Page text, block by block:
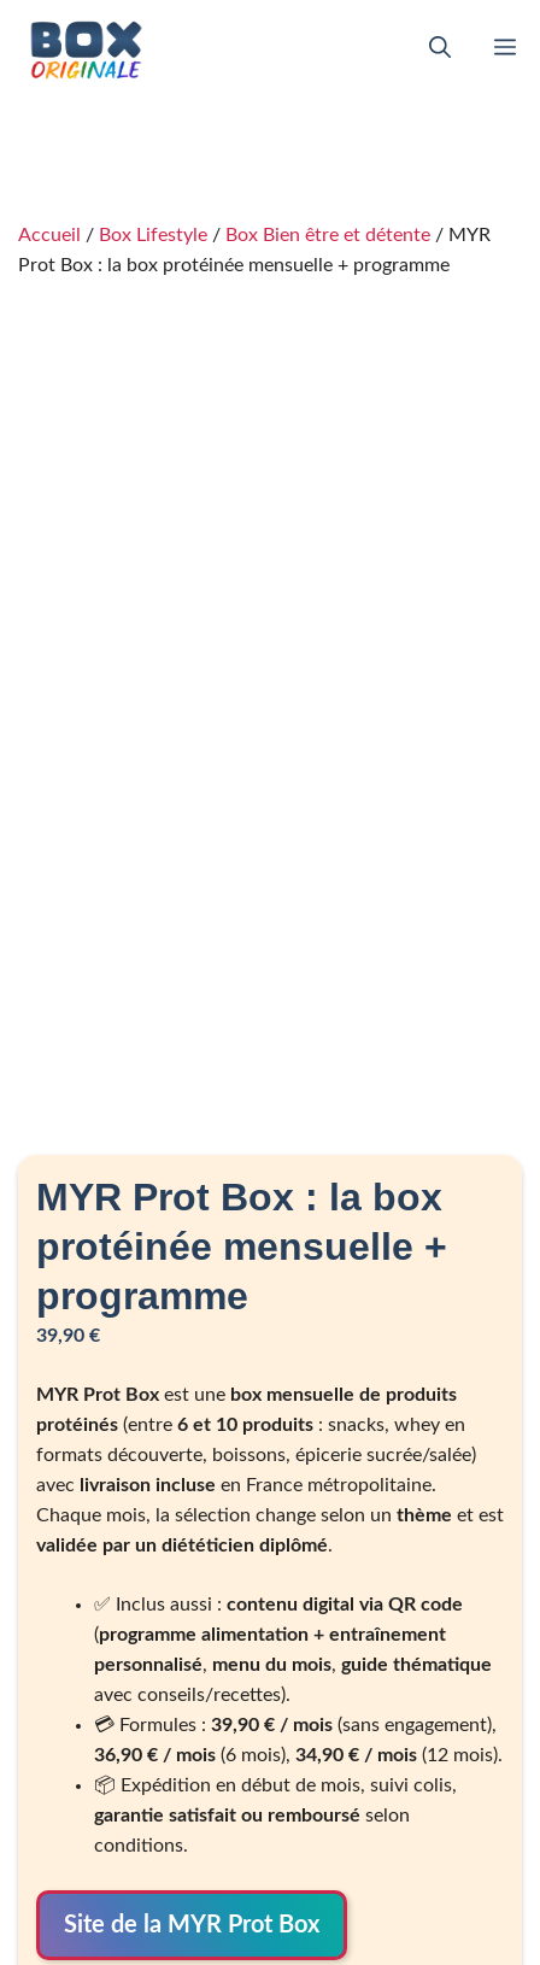
contenu
Accueil / Box Lifestyle / Box Bien être et détente / MYR
Prot Box : la box protéinée mensuelle + programme
MYR Prot Box : la box
protéinée mensuelle +
programme
39,90 €
MYR Prot Box est une box mensuelle de produits
protéinés (entre 6 et 10 produits : snacks, whey en
formats découverte, boissons, épicerie sucrée/salée)
avec livraison incluse en France métropolitaine.
Chaque mois, la sélection change selon un thème et est
validée par un diététicien diplômé.
✅ Inclus aussi : contenu digital via QR code
(programme alimentation + entraînement
personnalisé, menu du mois, guide thématique
avec conseils/recettes).
💳 Formules : 39,90 € / mois (sans engagement),
36,90 € / mois (6 mois), 34,90 € / mois (12 mois).
📦 Expédition en début de mois, suivi colis,
garantie satisfait ou remboursé selon
conditions.
Site de la MYR Prot Box